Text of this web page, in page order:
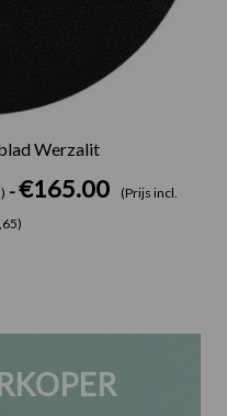
Werzalit
- €165.00
(Prijs incl.